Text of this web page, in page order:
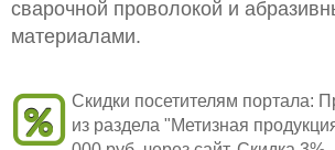
сварочной проволокой и
материалами.
Скидки посетителям портала:
из раздела "Метизная